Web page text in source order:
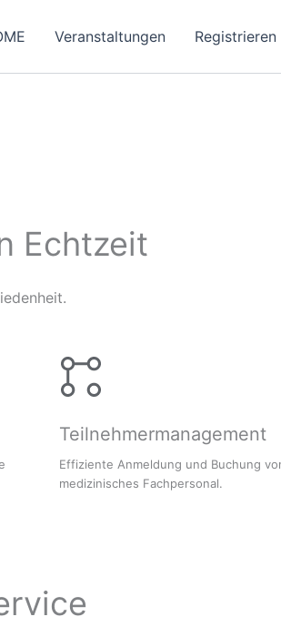
Veranstaltungen Registrieren
Echtzeit
Teilnehmermanagement
Effiziente Anmeldung und Buchung
medizinisches Fachpersonal.